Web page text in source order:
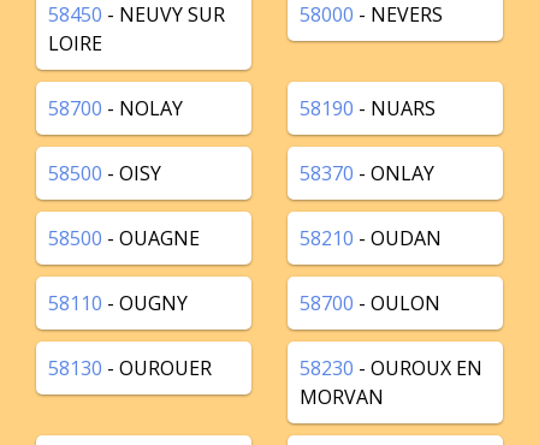
58450 - NEUVY SUR
LOIRE
58000 - NEVERS
58700 - NOLAY 58190 - NUARS
58500 - OISY 58370 - ONLAY
58500 - OUAGNE 58210 - OUDAN
58110 - OUGNY 58700 - OULON
58130 - OUROUER 58230 - OUROUX EN
MORVAN